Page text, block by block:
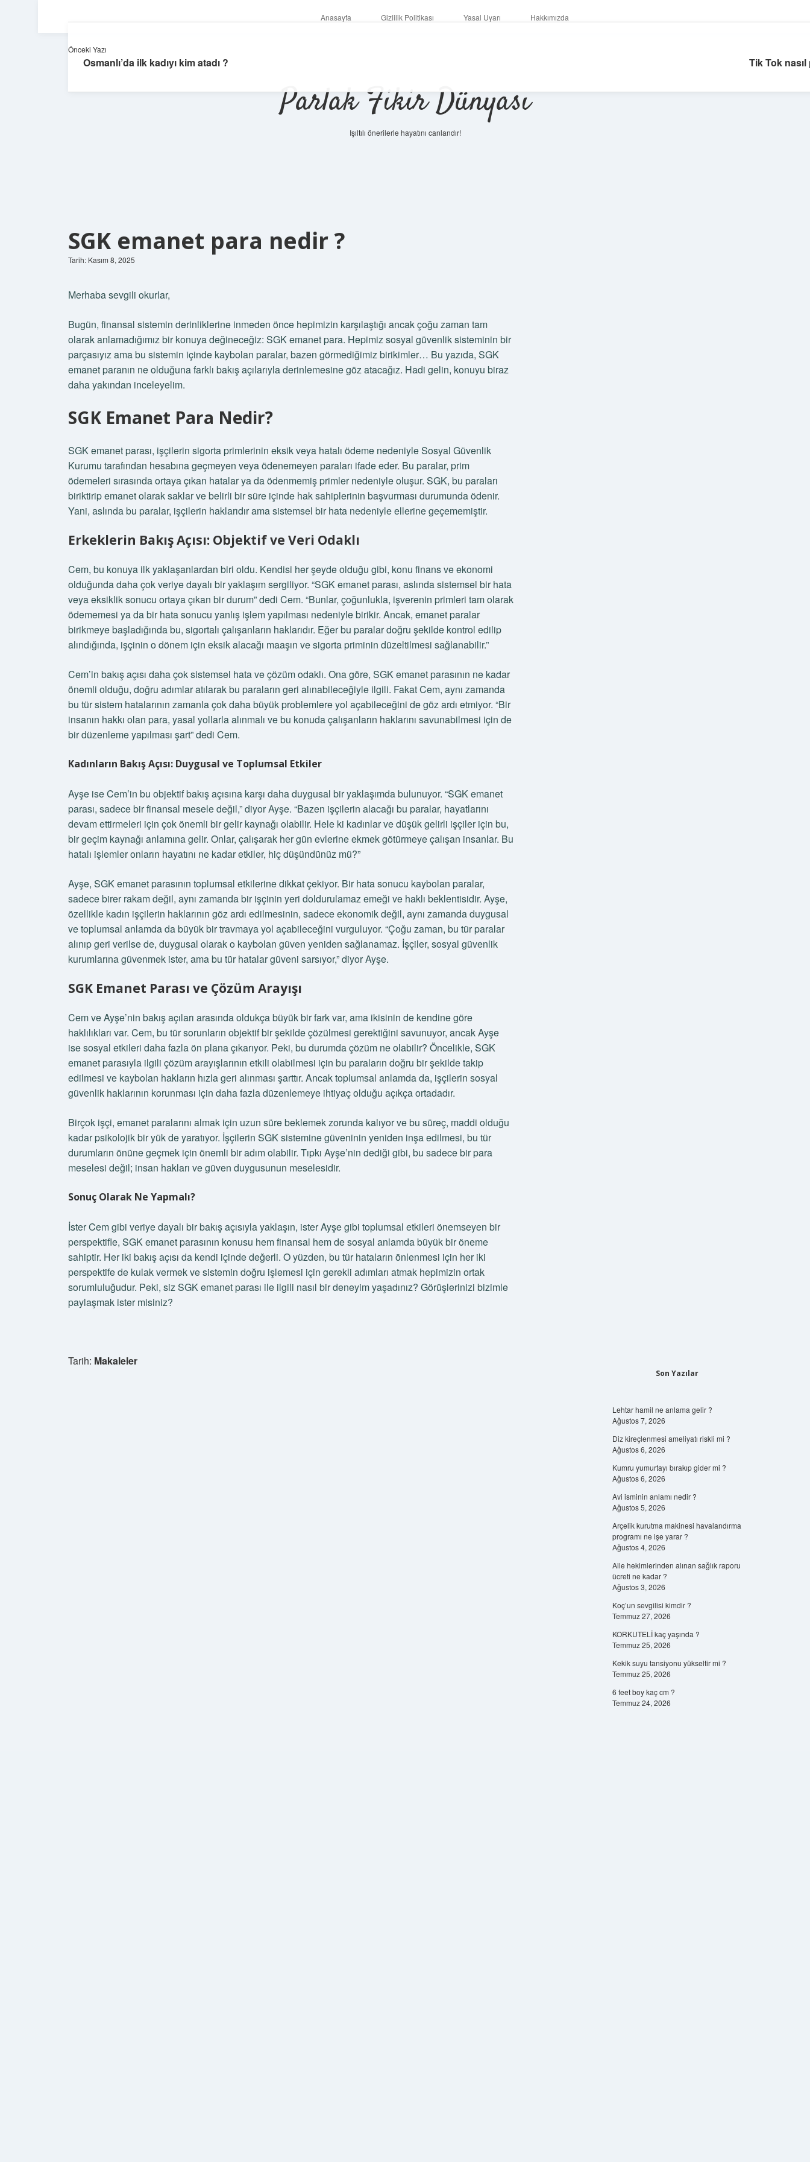
Anasayfa Gizlilik Politikası Yasal Uyarı Hakkımızda
Parlak Fikir Dünyası
Işıltılı önerilerle hayatını canlandır!
SGK emanet para nedir ?
Tarih: Kasım 8, 2025
Merhaba sevgili okurlar,
Bugün, finansal sistemin derinliklerine inmeden önce hepimizin karşılaştığı ancak çoğu zaman tam
olarak anlamadığımız bir konuya değineceğiz: SGK emanet para. Hepimiz sosyal güvenlik sisteminin bir
parçasıyız ama bu sistemin içinde kaybolan paralar, bazen görmediğimiz birikimler… Bu yazıda, SGK
emanet paranın ne olduğuna farklı bakış açılarıyla derinlemesine göz atacağız. Hadi gelin, konuyu biraz
daha yakından inceleyelim.
SGK Emanet Para Nedir?
SGK emanet parası, işçilerin sigorta primlerinin eksik veya hatalı ödeme nedeniyle Sosyal Güvenlik
Kurumu tarafından hesabına geçmeyen veya ödenemeyen paraları ifade eder. Bu paralar, prim
ödemeleri sırasında ortaya çıkan hatalar ya da ödenmemiş primler nedeniyle oluşur. SGK, bu paraları
biriktirip emanet olarak saklar ve belirli bir süre içinde hak sahiplerinin başvurması durumunda ödenir.
Yani, aslında bu paralar, işçilerin haklarıdır ama sistemsel bir hata nedeniyle ellerine geçememiştir.
Erkeklerin Bakış Açısı: Objektif ve Veri Odaklı
Cem, bu konuya ilk yaklaşanlardan biri oldu. Kendisi her şeyde olduğu gibi, konu finans ve ekonomi
olduğunda daha çok veriye dayalı bir yaklaşım sergiliyor. “SGK emanet parası, aslında sistemsel bir hata
veya eksiklik sonucu ortaya çıkan bir durum” dedi Cem. “Bunlar, çoğunlukla, işverenin primleri tam olarak
ödememesi ya da bir hata sonucu yanlış işlem yapılması nedeniyle birikir. Ancak, emanet paralar
birikmeye başladığında bu, sigortalı çalışanların haklarıdır. Eğer bu paralar doğru şekilde kontrol edilip
alındığında, işçinin o dönem için eksik alacağı maaşın ve sigorta priminin düzeltilmesi sağlanabilir.”
Cem’in bakış açısı daha çok sistemsel hata ve çözüm odaklı. Ona göre, SGK emanet parasının ne kadar
önemli olduğu, doğru adımlar atılarak bu paraların geri alınabileceğiyle ilgili. Fakat Cem, aynı zamanda
bu tür sistem hatalarının zamanla çok daha büyük problemlere yol açabileceğini de göz ardı etmiyor. “Bir
insanın hakkı olan para, yasal yollarla alınmalı ve bu konuda çalışanların haklarını savunabilmesi için de
bir düzenleme yapılması şart” dedi Cem.
Kadınların Bakış Açısı: Duygusal ve Toplumsal Etkiler
Ayşe ise Cem’in bu objektif bakış açısına karşı daha duygusal bir yaklaşımda bulunuyor. “SGK emanet
parası, sadece bir finansal mesele değil,” diyor Ayşe. “Bazen işçilerin alacağı bu paralar, hayatlarını
devam ettirmeleri için çok önemli bir gelir kaynağı olabilir. Hele ki kadınlar ve düşük gelirli işçiler için bu,
bir geçim kaynağı anlamına gelir. Onlar, çalışarak her gün evlerine ekmek götürmeye çalışan insanlar. Bu
hatalı işlemler onların hayatını ne kadar etkiler, hiç düşündünüz mü?”
Ayşe, SGK emanet parasının toplumsal etkilerine dikkat çekiyor. Bir hata sonucu kaybolan paralar,
sadece birer rakam değil, aynı zamanda bir işçinin yeri doldurulamaz emeği ve haklı beklentisidir. Ayşe,
özellikle kadın işçilerin haklarının göz ardı edilmesinin, sadece ekonomik değil, aynı zamanda duygusal
ve toplumsal anlamda da büyük bir travmaya yol açabileceğini vurguluyor. “Çoğu zaman, bu tür paralar
alınıp geri verilse de, duygusal olarak o kaybolan güven yeniden sağlanamaz. İşçiler, sosyal güvenlik
kurumlarına güvenmek ister, ama bu tür hatalar güveni sarsıyor,” diyor Ayşe.
SGK Emanet Parası ve Çözüm Arayışı
Cem ve Ayşe’nin bakış açıları arasında oldukça büyük bir fark var, ama ikisinin de kendine göre
haklılıkları var. Cem, bu tür sorunların objektif bir şekilde çözülmesi gerektiğini savunuyor, ancak Ayşe
ise sosyal etkileri daha fazla ön plana çıkarıyor. Peki, bu durumda çözüm ne olabilir? Öncelikle, SGK
emanet parasıyla ilgili çözüm arayışlarının etkili olabilmesi için bu paraların doğru bir şekilde takip
edilmesi ve kaybolan hakların hızla geri alınması şarttır. Ancak toplumsal anlamda da, işçilerin sosyal
güvenlik haklarının korunması için daha fazla düzenlemeye ihtiyaç olduğu açıkça ortadadır.
Birçok işçi, emanet paralarını almak için uzun süre beklemek zorunda kalıyor ve bu süreç, maddi olduğu
kadar psikolojik bir yük de yaratıyor. İşçilerin SGK sistemine güveninin yeniden inşa edilmesi, bu tür
durumların önüne geçmek için önemli bir adım olabilir. Tıpkı Ayşe’nin dediği gibi, bu sadece bir para
meselesi değil; insan hakları ve güven duygusunun meselesidir.
Sonuç Olarak Ne Yapmalı?
İster Cem gibi veriye dayalı bir bakış açısıyla yaklaşın, ister Ayşe gibi toplumsal etkileri önemseyen bir
perspektifle, SGK emanet parasının konusu hem finansal hem de sosyal anlamda büyük bir öneme
sahiptir. Her iki bakış açısı da kendi içinde değerli. O yüzden, bu tür hataların önlenmesi için her iki
perspektife de kulak vermek ve sistemin doğru işlemesi için gerekli adımları atmak hepimizin ortak
sorumluluğudur. Peki, siz SGK emanet parası ile ilgili nasıl bir deneyim yaşadınız? Görüşlerinizi bizimle
paylaşmak ister misiniz?
Tarih: Makaleler
Önceki Yazı
Osmanlı’da ilk kadıyı kim atadı ? Tik Tok nasıl
Son Yazılar
Lehtar hamil ne anlama gelir ?
Ağustos 7, 2026
Diz kireçlenmesi ameliyatı riskli mi ?
Ağustos 6, 2026
Kumru yumurtayı bırakıp gider mi ?
Ağustos 6, 2026
Avi isminin anlamı nedir ?
Ağustos 5, 2026
Arçelik kurutma makinesi havalandırma
programı ne işe yarar ?
Ağustos 4, 2026
Aile hekimlerinden alınan sağlık raporu
ücreti ne kadar ?
Ağustos 3, 2026
Koç’un sevgilisi kimdir ?
Temmuz 27, 2026
KORKUTELİ kaç yaşında ?
Temmuz 25, 2026
Kekik suyu tansiyonu yükseltir mi ?
Temmuz 25, 2026
6 feet boy kaç cm ?
Temmuz 24, 2026